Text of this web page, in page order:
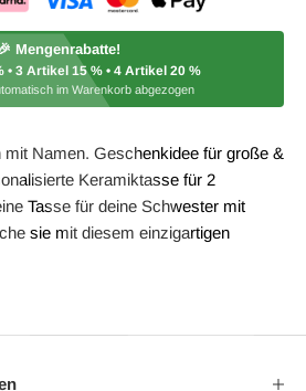
Mengenrabatte!
• 3 Artikel 15 %• 4 Artikel 20 %
im Warenkorb abgezogen
Namen. Geschenkidee für große &
Keramiktasse für 2
Tasse für deine Schwester mit
sie mit diesem einzigartigen